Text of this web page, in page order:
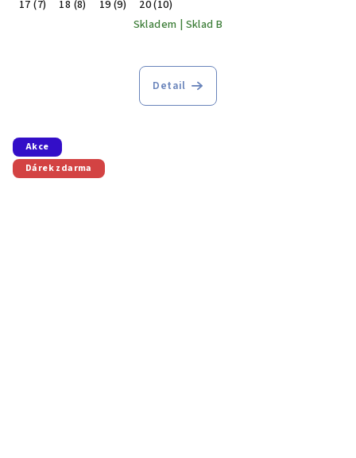
17 (7) 18 (8) 19 (9)
20 (10)
Skladem | Sklad B
Detail
Akce
Dárek zdarma